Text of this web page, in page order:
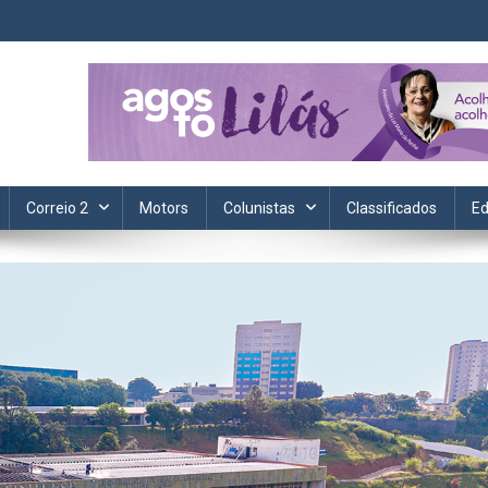
Informação, política, saúde, economia, esportes e cotidiano.
Correio 2 Motors Colunistas Classificados